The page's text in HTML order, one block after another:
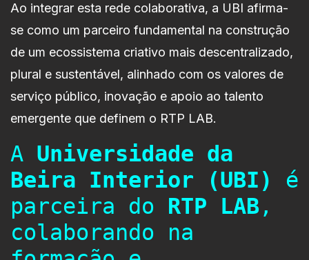
Ao integrar esta rede colaborativa, a UBI afirma-
se como um parceiro fundamental na construção
de um ecossistema criativo mais descentralizado,
plural e sustentável, alinhado com os valores de
serviço público, inovação e apoio ao talento
emergente que definem o RTP LAB.
A Universidade da
Beira Interior (UBI)
é
parceira do RTP LAB ,
colaborando na